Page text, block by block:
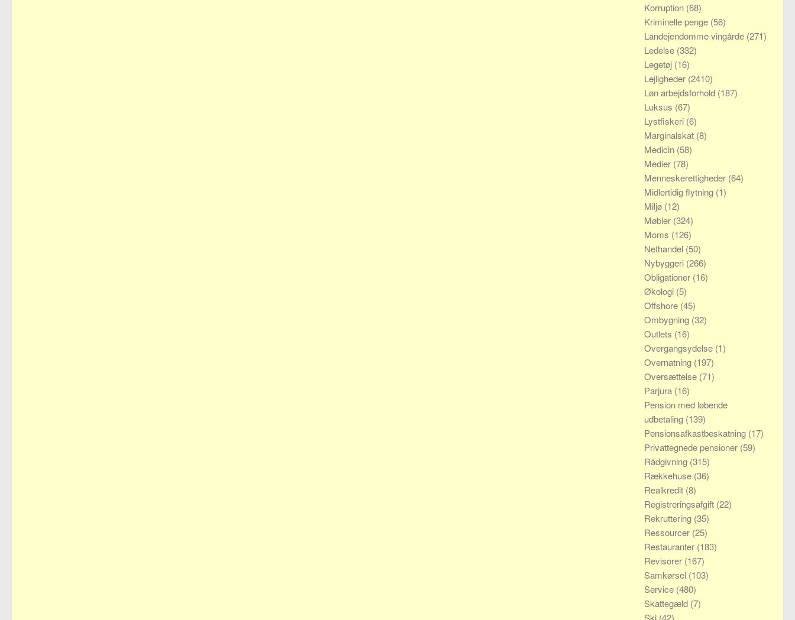
Korruption (68)
Kriminelle penge (56)
Landejendomme vingårde (271)
Ledelse (332)
Legetøj (16)
Lejligheder (2410)
Løn arbejdsforhold (187)
Luksus (67)
Lystfiskeri (6)
Marginalskat (8)
Medicin (58)
Medier (78)
Menneskerettigheder (64)
Midlertidig flytning (1)
Miljø (12)
Møbler (324)
Moms (126)
Nethandel (50)
Nybyggeri (266)
Obligationer (16)
Økologi (5)
Offshore (45)
Ombygning (32)
Outlets (16)
Overgangsydelse (1)
Overnatning (197)
Oversættelse (71)
Parjura (16)
Pension med løbende
udbetaling (139)
Pensionsafkastbeskatning (17)
Privattegnede pensioner (59)
Rådgivning (315)
Rækkehuse (36)
Realkredit (8)
Registreringsafgift (22)
Rekruttering (35)
Ressourcer (25)
Restauranter (183)
Revisorer (167)
Samkørsel (103)
Service (480)
Skattegæld (7)
Ski (42)